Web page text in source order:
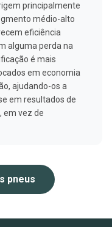
principalmente
médio-alto
eficiência
alguma perda na
é mais
em economia
ajudando-os a
em resultados de
em vez de
pneus